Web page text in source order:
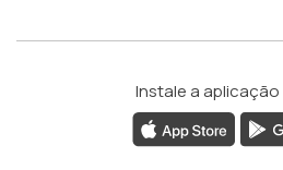
Instale a aplicação